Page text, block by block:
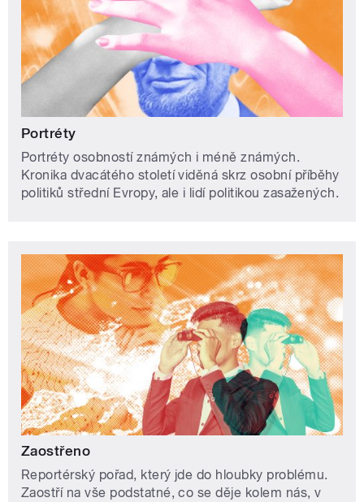
Portréty
Portréty osobností známých i méně známých.
Kronika dvacátého století viděná skrz osobní příběhy
politiků střední Evropy, ale i lidí politikou zasažených.
Zaostřeno
Reportérský pořad, který jde do hloubky problému.
Zaostří na vše podstatné, co se děje kolem nás, v